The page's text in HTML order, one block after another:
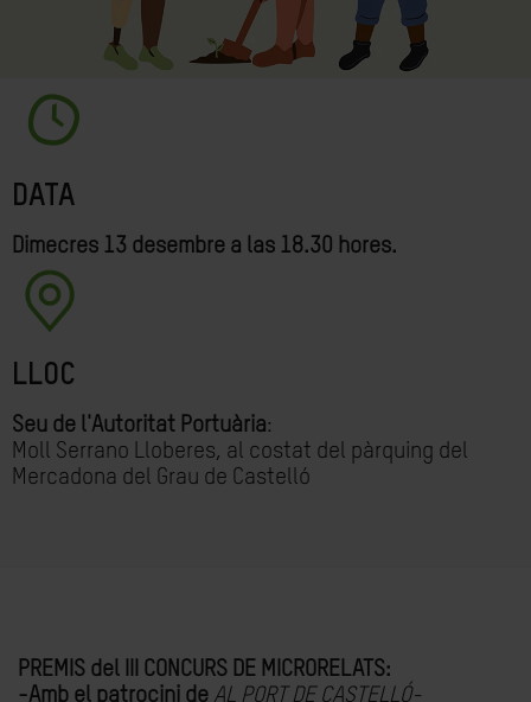
DATA
Dimecres 13 desembre a las 18.30 hores.
LLOC
Seu de l'Autoritat Portuària:
Moll Serrano Lloberes, al costat del pàrquing del
Mercadona del Grau de Castelló
PREMIS del III CONCURS DE MICRORELATS:
-Amb el patrocini de AL PORT DE CASTELLÓ-